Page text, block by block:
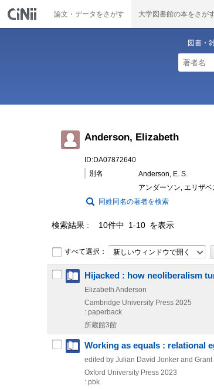
論文・データをさがす 大学図書館の本をさが
図書・
Anderson, Elizabeth
ID:DA07872640
別名
Anderson, E. S.
アンダーソン, エリザベ
同姓同名の著者を検索
検索結果 10件中 1-10 を表示
すべて選択： 新しいウィンドウで開く
Hijacked : how neoliberalism
Elizabeth Anderson
Cambridge University Press 2025
: paperback
所蔵館3館
Working as equals : relational
edited by Julian David Jonker and
Oxford University Press 2023
: pbk